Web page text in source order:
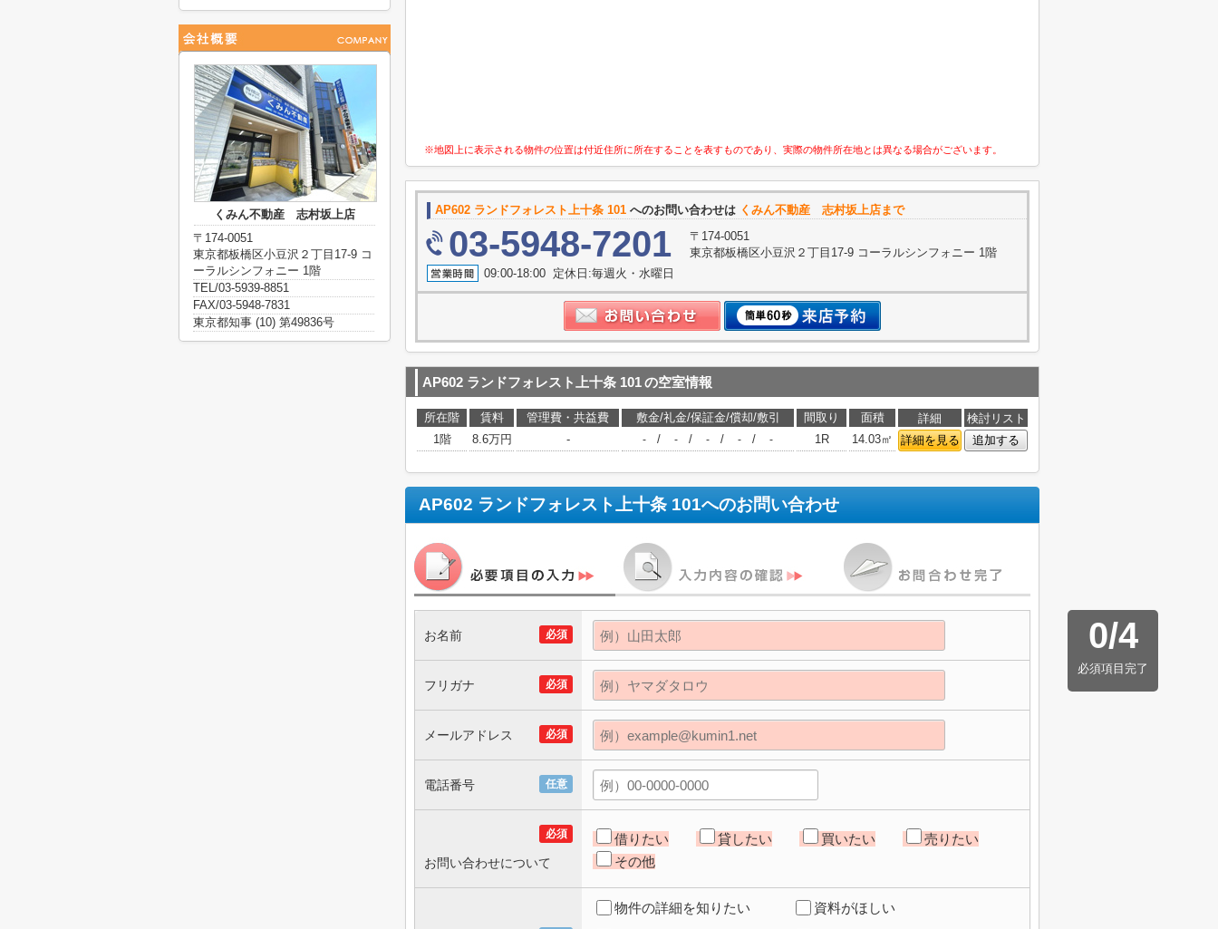
※地図上に表示される物件の位置は付近住所に所在することを表すものであり、実際の物件所在地とは異なる場合がございます。
AP602 ランドフォレスト上十条 101 へのお問い合わせは くみん不動産 志村坂上店まで
03-5948-7201
〒174-0051
東京都板橋区小豆沢２丁目17-9 コーラルシンフォニー 1階
09:00-18:00 定休日:毎週火・水曜日
AP602 ランドフォレスト上十条 101の空室情報
所在階 賃料 管理費・共益費 敷金/礼金/保証金/償却/敷引 間取り 面積 詳細
検討リスト
1階
8.6万円 - - / - / - / - / - 1R 14.03㎡ 詳細を見る 追加する
AP602 ランドフォレスト上十条 101へのお問い合わせ
0/4
必須項目完了
必須
お名前
必須
フリガナ
必須
メールアドレス
任意
電話番号
必須
お問い合わせについて
借りたい 貸したい 買いたい
売りたい
その他
物件の詳細を知りたい
資料がほしい
くみん不動産 志村坂上店
〒174-0051
東京都板橋区小豆沢２丁目17-9 コ
ーラルシンフォニー 1階
TEL/03-5939-8851
FAX/03-5948-7831
東京都知事 (10) 第49836号